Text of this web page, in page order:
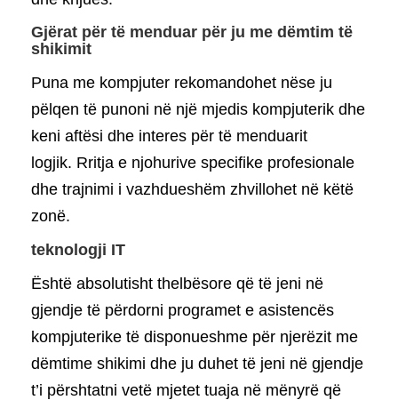
Gjërat për të menduar për ju me dëmtim të
shikimit
Puna me kompjuter rekomandohet nëse ju
pëlqen të punoni në një mjedis kompjuterik dhe
keni aftësi dhe interes për të menduarit
logjik. Rritja e njohurive specifike profesionale
dhe trajnimi i vazhdueshëm zhvillohet në këtë
zonë.
teknologji IT
Është absolutisht thelbësore që të jeni në
gjendje të përdorni programet e asistencës
kompjuterike të disponueshme për njerëzit me
dëmtime shikimi dhe ju duhet të jeni në gjendje
t’i përshtatni vetë mjetet tuaja në mënyrë që